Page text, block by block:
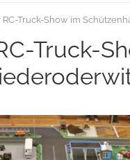
RC-Truck-Show im
Truck-